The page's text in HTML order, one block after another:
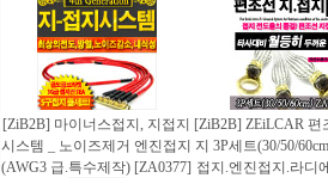
[ZiB2B] 마이너스접지, 지접지
시스템 _ 노이즈제거 엔진접지
(AWG3 급.특수제작) [ZA0377]
[ZiB2B] ZEiLCAR 편
지 3P세트(30/50/
접지.엔진접지.라디